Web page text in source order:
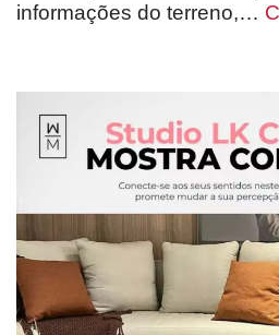
informações do terreno,…